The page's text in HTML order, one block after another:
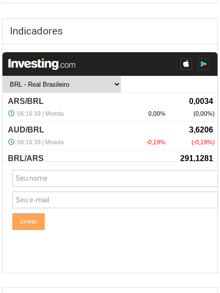
Indicadores
NewsLetter